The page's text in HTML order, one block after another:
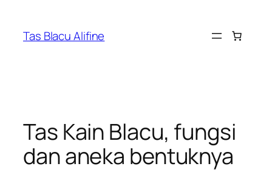
content
Tas Blacu Alifine
Tas Kain Blacu, fungsi
dan aneka bentuknya